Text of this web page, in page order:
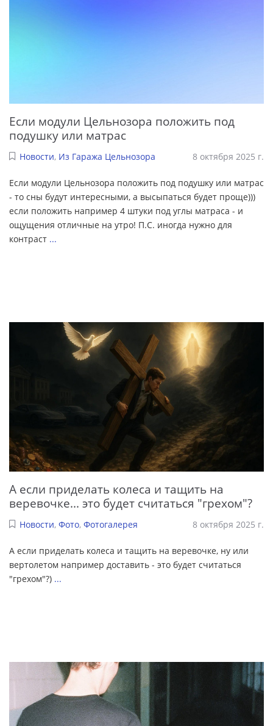
Если модули Цельнозора положить под
подушку или матрас
Новости, Из Гаража Цельнозора 8 октября 2025 г.
Если модули Цельнозора положить под подушку или матрас
- то сны будут интересными, а высыпаться будет проще)))
если положить например 4 штуки под углы матраса - и
ощущения отличные на утро! П.С. иногда нужно для
контраст ...
А если приделать колеса и тащить на
веревочке... это будет считаться "грехом"?
Новости, Фото, Фотогалерея 8 октября 2025 г.
А если приделать колеса и тащить на веревочке, ну или
вертолетом например доставить - это будет считаться
"грехом"?) ...